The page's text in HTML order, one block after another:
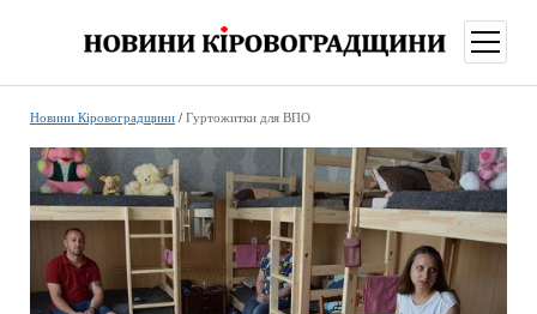
меню
Новини Кіровоградщини/ Гуртожитки для ВПО